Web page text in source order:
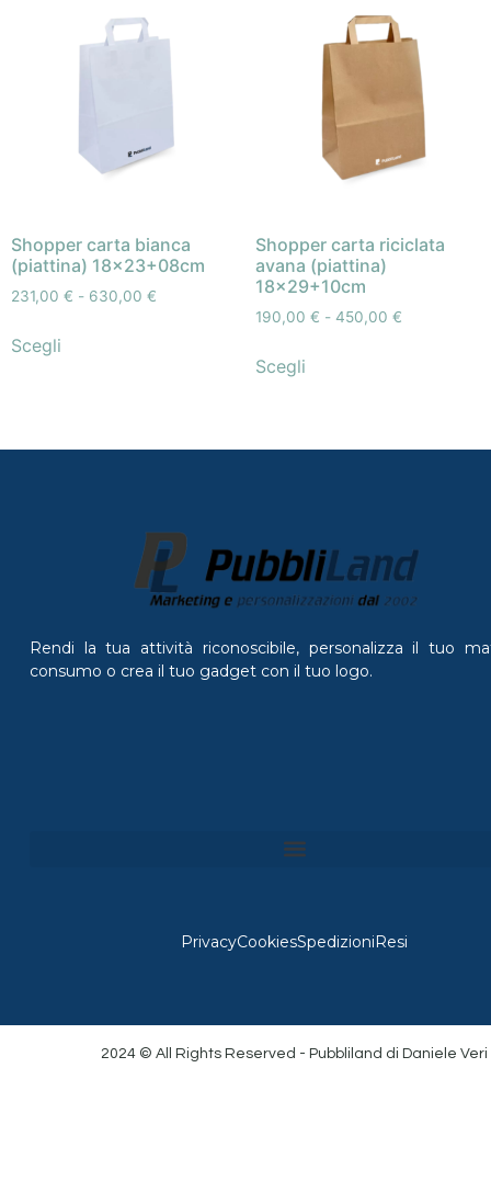
Shopper carta bianca
(piattina) 18×23+08cm
231,00 € - 630,00 €
Scegli
Shopper carta riciclata
avana (piattina)
18×29+10cm
190,00 € - 450,00 €
Scegli
Rendi la tua attività riconoscibile, personalizza il tuo
consumo o crea il tuo gadget con il tuo logo.
PrivacyCookiesSpedizioniResi
2024 © All Rights Reserved - Pubbliland di Daniele Veri